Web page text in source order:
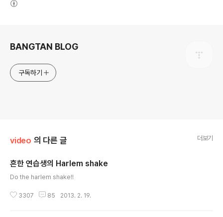
BANGTAN BLOG
구독하기
video 의 다른 글 더보기
흔한 연습생의 Harlem shake
Do the harlem shake!!
3307 85 2013. 2. 19.